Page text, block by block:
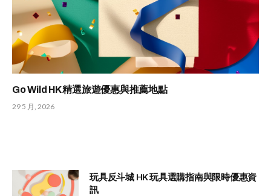
Go Wild HK 精選旅遊優惠與推薦地點
29 5 月, 2026
玩具反斗城 HK 玩具選購指南與限時優惠資
訊